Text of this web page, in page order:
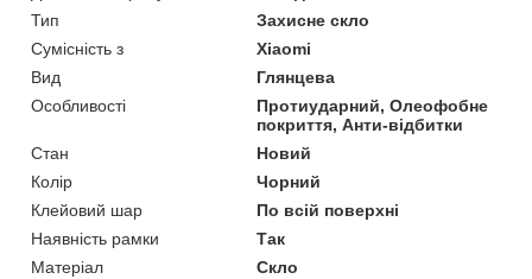
Тип
Захисне скло
Сумісність з
Xiaomi
Вид
Глянцева
Особливості
Протиударний, Олеофобне
покриття, Анти-відбитки
Стан
Новий
Колір
Чорний
Клейовий шар
По всій поверхні
Наявність рамки
Так
Матеріал
Скло